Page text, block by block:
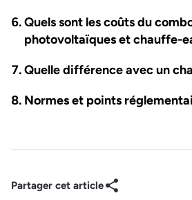
Quels sont les coûts du
photovoltaïques et chauffe-
Quelle différence avec un
Normes et points
Partager cet article